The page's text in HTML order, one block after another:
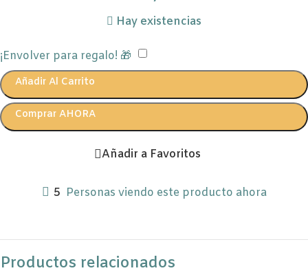
Hay existencias
¡Envolver para regalo! 🎁
Añadir Al Carrito
Comprar AHORA
Añadir a Favoritos
5 Personas viendo este producto ahora
Productos relacionados